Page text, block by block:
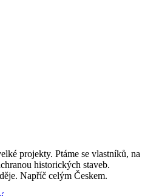
projekty. Ptáme se vlastníků, na
historických staveb.
Napříč celým Českem.